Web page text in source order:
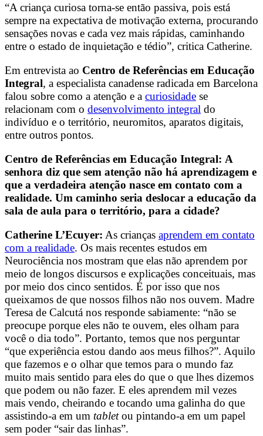
“A criança curiosa torna-se então passiva, pois está
sempre na expectativa de motivação externa, procurando
sensações novas e cada vez mais rápidas, caminhando
entre o estado de inquietação e tédio”, critica Catherine.
Em entrevista ao Centro de Referências em Educação
Integral, a especialista canadense radicada em Barcelona
falou sobre como a atenção e a curiosidade se
relacionam com o desenvolvimento integral do
indivíduo e o território, neuromitos, aparatos digitais,
entre outros pontos.
Centro de Referências em Educação Integral: A
senhora diz que sem atenção não há aprendizagem e
que a verdadeira atenção nasce em contato com a
realidade. Um caminho seria deslocar a educação da
sala de aula para o território, para a cidade?
Catherine L’Ecuyer: As crianças aprendem em contato
com a realidade. Os mais recentes estudos em
Neurociência nos mostram que elas não aprendem por
meio de longos discursos e explicações conceituais, mas
por meio dos cinco sentidos. É por isso que nos
queixamos de que nossos filhos não nos ouvem. Madre
Teresa de Calcutá nos responde sabiamente: “não se
preocupe porque eles não te ouvem, eles olham para
você o dia todo”. Portanto, temos que nos perguntar
“que experiência estou dando aos meus filhos?”. Aquilo
que fazemos e o olhar que temos para o mundo faz
muito mais sentido para eles do que o que lhes dizemos
que podem ou não fazer. E eles aprendem mil vezes
mais vendo, cheirando e tocando uma galinha do que
assistindo-a em um tabletou pintando-a em um papel
sem poder “sair das linhas”.